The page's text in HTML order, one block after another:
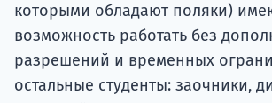
которыми обладают поляки)
возможность работать без
разрешений и временных
остальные студенты: заочники,